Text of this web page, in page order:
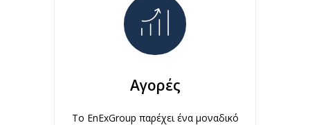
Αγορές
Το EnExGroup παρέχει ένα μοναδικό